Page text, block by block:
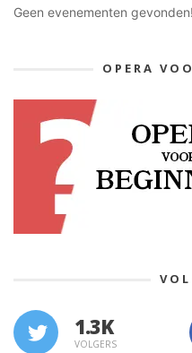
Geen evenementen gevonden!
OPERA
1.3K
VOLGERS